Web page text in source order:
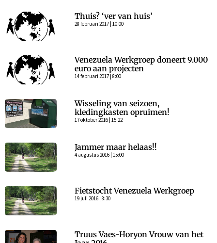
Thuis? ‘ver van huis’
28 februari 2017 | 10:00
Venezuela Werkgroep doneert 9.000
euro aan projecten
14 februari 2017 | 8:00
Wisseling van seizoen,
kledingkasten opruimen!
17 oktober 2016 | 15:22
Jammer maar helaas!!
4 augustus 2016 | 15:00
Fietstocht Venezuela Werkgroep
19 juli 2016 | 8:30
Truus Vaes-Horyon Vrouw van het